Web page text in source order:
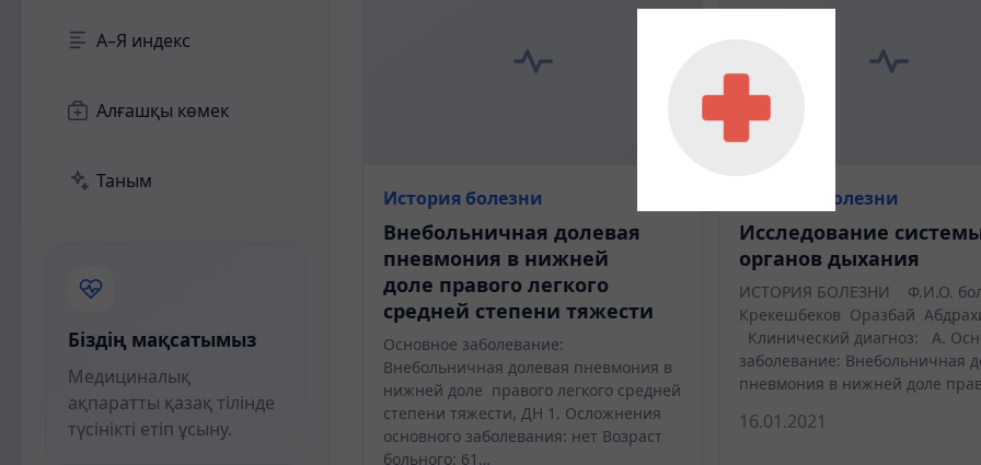
А–Я индекс
Алғашқы көмек
Таным
Біздің мақсатымыз
Медициналық
ақпаратты қазақ тілінде
түсінікті етіп ұсыну.
История болезни
Внебольничная долевая
пневмония в нижней
доле правого легкого
средней степени тяжести
Основное заболевание:
Внебольничная долевая пневмония в
нижней доле правого легкого средней
степени тяжести, ДН 1. Осложнения
основного заболевания: нет Возраст
больного: 61…
История болезни
Исследование
органов дыхания
ИСТОРИЯ БОЛЕЗНИ Ф.И.О.
Крекешбеков Оразбай
Клинический диагноз: А.
заболевание: Внебольничная
пневмония в нижней доле
16.01.2021